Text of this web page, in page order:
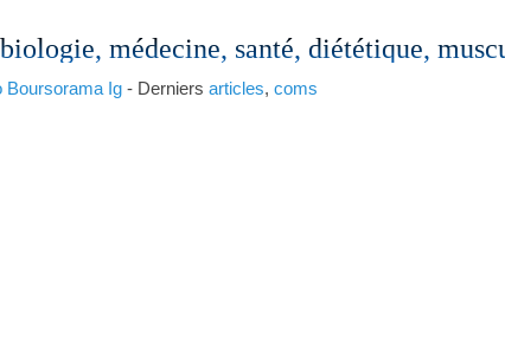
médecine, santé, diététique,
Boursorama Ig- Derniers articles, coms